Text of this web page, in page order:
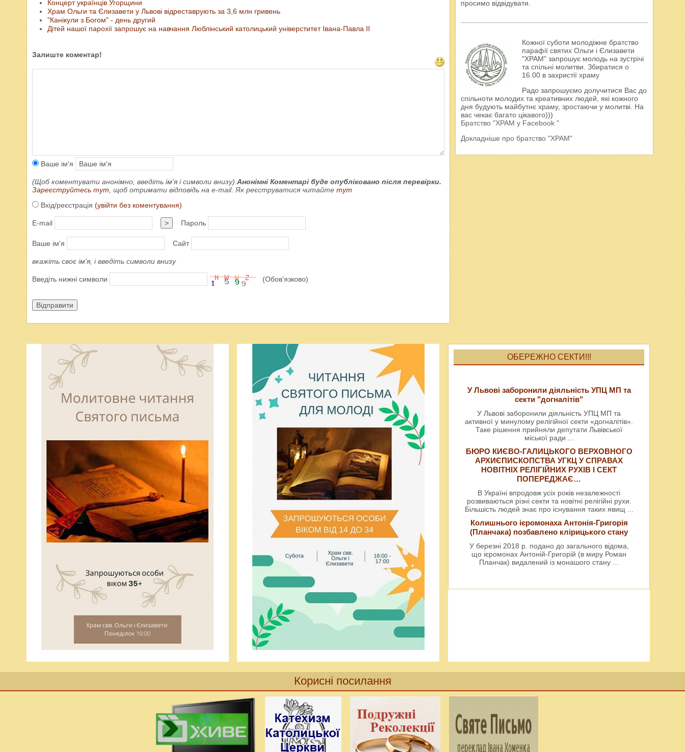
Концерт українців Угорщини
Храм Ольги та Єлизавети у Львові відреставрують за 3,6 млн гривень
"Канікули з Богом" - день другий
Дітей нашої парохії запрошує на навчання Люблінський католицький універститет Івана-Павла ІІ
Залиште коментар!
Ваше ім'я
(Щоб коментувати анонімно, введіть ім'я і символи внизу).Анонімні Коментарі буде опубліковано після перевірки.
Зареєструйтесь тут, щоб отримати відповідь на e-mail. Як реєструватися читайте тут
Вхід/реєстрація (увійти без коментування)
E-mail > Пароль
Ваше ім'я Сайт
вкажіть своє ім'я, і введіть символи внизу
Введіть нижні символи (Обов'язково)
Відправити
просимо відвідувати.
Кожної суботи молодіжне братство
парафії святих Ольги і Єлизавети
"ХРАМ" запрошує молодь на зустрічі
та спільні молитви. Збиратися о
16.00 в захристії храму
Радо запрошуємо долучитися Вас до
спільноти молодих та креативних людей, які кожного
дня будують майбутнє храму, зростаючи у молитві. На
вас чекає багато цікавого)))
Братство "ХРАМ у Facebook "
Докладніше про братство "ХРАМ"
ОБЕРЕЖНО СЕКТИ!!!
У Львові заборонили діяльність УПЦ МП та
секти "догналітів"
У Львові заборонили діяльність УПЦ МП та
активної у минулому релігійної секти «догналітів».
Таке рішення прийняли депутати Львівської
міської ради
БЮРО КИЄВО-ГАЛИЦЬКОГО ВЕРХОВНОГО
АРХИЄПИСКОПСТВА УГКЦ У СПРАВАХ
НОВІТНІХ РЕЛІГІЙНИХ РУХІВ І СЕКТ
ПОПЕРЕДЖАЄ…
В Україні впродовж усіх років незалежності
розвиваються різні секти та новітні релігійні рухи.
Більшість людей знає про існування таких явищ
Колишнього ієромонаха Антонія-Григорія
(Планчака) позбавлено клірицького стану
У березні 2018 р. подано до загального відома,
що ієромонах Антоній-Григорій (в миру Роман
Планчак) видалений із монашого стану
Корисні посилання